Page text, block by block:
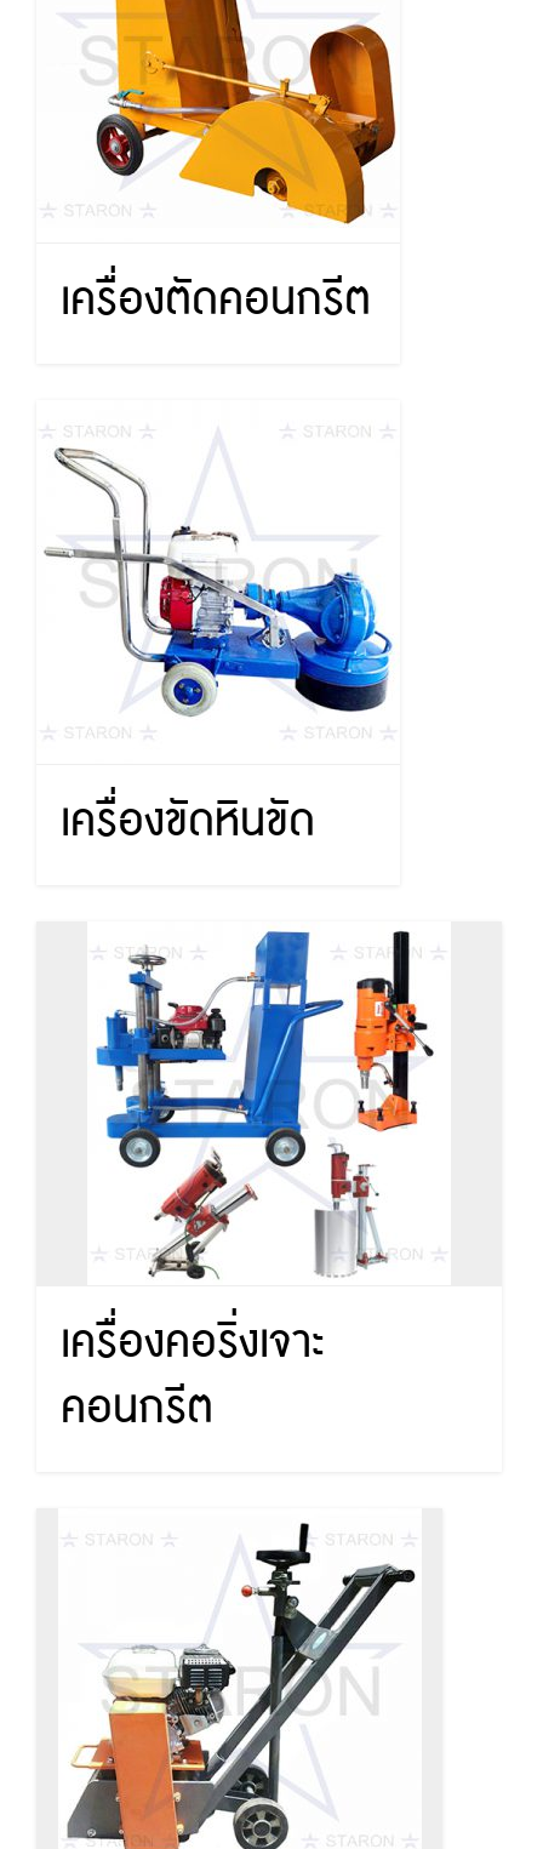
เครื่องตัดคอนกรีต
เครื่องขัดหินขัด
เครื่องคอริ่งเจาะ
คอนกรีต